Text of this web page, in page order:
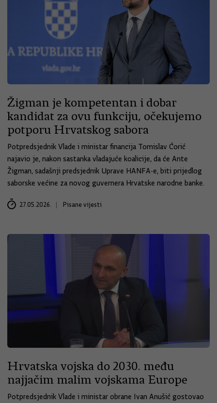
Žigman je kompetentan i dobar
kandidat za ovu funkciju, očekujemo
potporu Hrvatskog sabora
Potpredsjednik Vlade i ministar financija Tomislav Ćorić
najavio je, nakon sastanka vladajuće koalicije, da će Ante
Žigman, sadašnji predsjednik Uprave HANFA-e, biti prijedlog
saborske većine za novog guvernera Hrvatske narodne banke.
27.05.2026. Pisane vijesti
Hrvatska vojska do 2030. među
najjačim malim vojskama Europe
Potpredsjednik Vlade i ministar obrane Ivan Anušić gostovao